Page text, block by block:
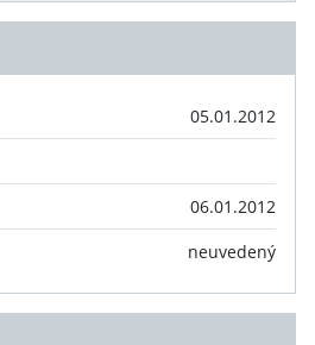
05.01.2012
06.01.2012
neuvedený